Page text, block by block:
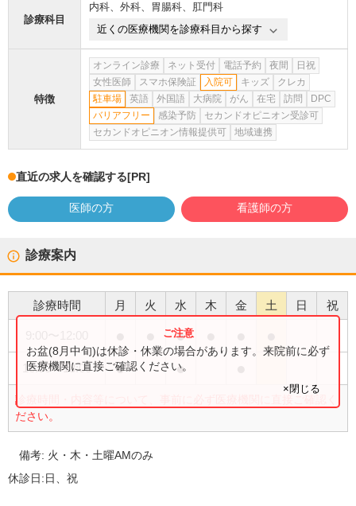
診療科目
内科、 外科、 胃腸科、 肛門科
近くの医療機関を診療科目から探す
特徴
オンライン診療 ネット受付 電話予約 夜間
日祝
女性医師
スマホ保険証 入院可 キッズ
クレカ
駐車場
英語 外国語 大病院 がん 在宅 訪問
DPC
バリアフリー
感染予防
セカンドオピニオン受診可
セカンドオピニオン情報提供可
地域連携
直近の求人を確認する[PR]
医師の方 看護師の方
診療案内
診療時間 月 火 水 木 金 土 日 祝
●
16:00〜18:00 ● ●
診療時間・内容等について、事前に必ず医療機関に直接ご確認く
ださい。
お盆(8月中旬)は休診・休業の場合があります。来院前に必ず
医療機関に直接ご確認ください。
×閉じる
備考: 火・木・土曜AMのみ
休診日:日、祝